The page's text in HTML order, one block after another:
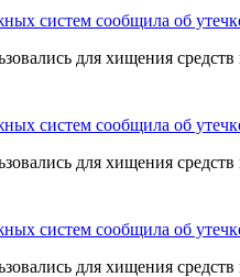
систем сообщила об
для хищения
систем сообщила об
для хищения
систем сообщила об
для хищения